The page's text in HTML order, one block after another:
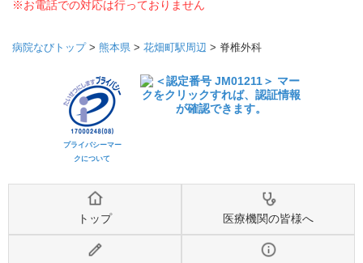
※お電話での対応は行っておりません
病院なびトップ> 熊本県 > 花畑町駅周辺 > 脊椎外科
プライバシーマー
クについて
トップ 医療機関の皆様へ